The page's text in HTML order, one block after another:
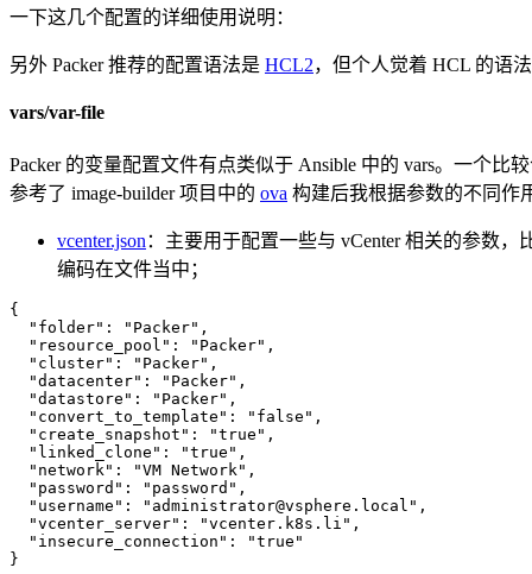
一下这几个配置的详细使用说明：
另外 Packer 推荐的配置语法是 HCL2，但个人觉着 HCL 的语
vars/var-file
Packer 的变量配置文件有点类似于 Ansible 中的 vars。一个
参考了 image-builder 项目中的 ova 构建后我根据参数的不同作
vcenter.json ：主要用于配置一些与 vCenter 相关的参数，
编码在文件当中；
{
"folder" : "Packer" ,
"resource_pool" : "Packer" ,
"cluster" : "Packer" ,
"datacenter" : "Packer" ,
"datastore" : "Packer" ,
"convert_to_template" : "false" ,
"create_snapshot" : "true" ,
"linked_clone" : "true" ,
"network" : "VM Network" ,
"password" : "password" ,
"username" : " administrator@vsphere.local " ,
"vcenter_server" : "vcenter.k8s.li" ,
"insecure_connection" :
"true"
}